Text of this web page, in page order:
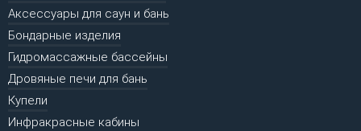
Аксессуары для саун и бань
Бондарные изделия
Гидромассажные бассейны
Дровяные печи для бань
Купели
Инфракрасные кабины